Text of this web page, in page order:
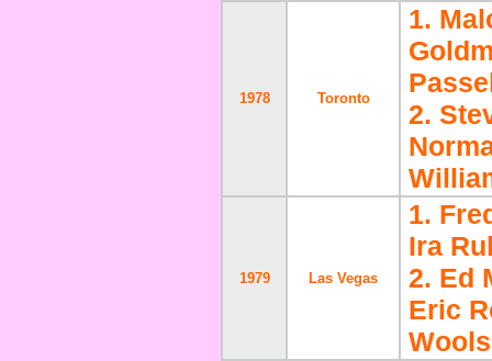
1978 Toronto
1.
2.
1979 Las Vegas
1.
Ira
2. Ed
Eric